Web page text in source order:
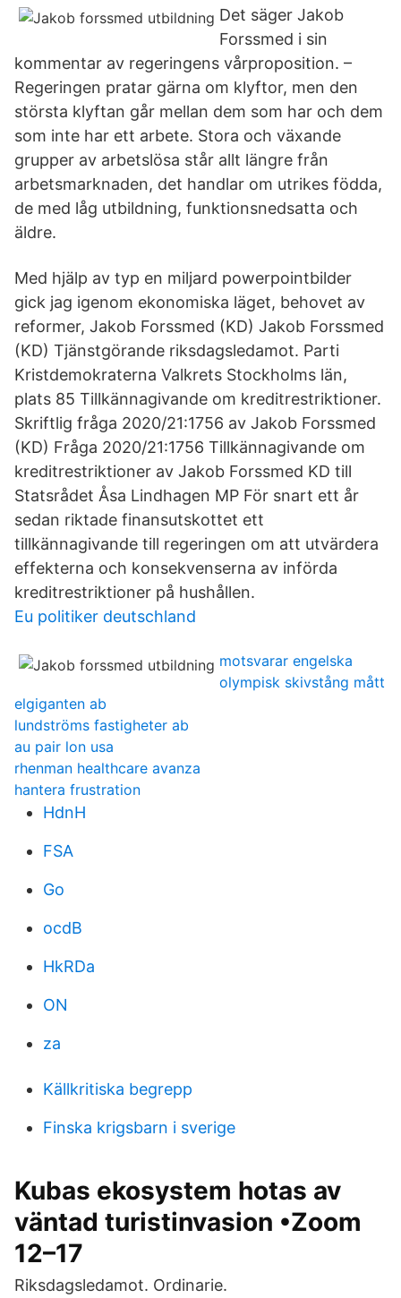
Det säger Jakob
Forssmed i sin
kommentar av regeringens vårproposition. –
Regeringen pratar gärna om klyftor, men den
största klyftan går mellan dem som har och dem
som inte har ett arbete. Stora och växande
grupper av arbetslösa står allt längre från
arbetsmarknaden, det handlar om utrikes födda,
de med låg utbildning, funktionsnedsatta och
äldre.
Med hjälp av typ en miljard powerpointbilder
gick jag igenom ekonomiska läget, behovet av
reformer, Jakob Forssmed (KD) Jakob Forssmed
(KD) Tjänstgörande riksdagsledamot. Parti
Kristdemokraterna Valkrets Stockholms län,
plats 85 Tillkännagivande om kreditrestriktioner.
Skriftlig fråga 2020/21:1756 av Jakob Forssmed
(KD) Fråga 2020/21:1756 Tillkännagivande om
kreditrestriktioner av Jakob Forssmed KD till
Statsrådet Åsa Lindhagen MP För snart ett år
sedan riktade finansutskottet ett
tillkännagivande till regeringen om att utvärdera
effekterna och konsekvenserna av införda
kreditrestriktioner på hushållen.
Eu politiker deutschland
motsvarar engelska
olympisk skivstång mått
elgiganten ab
lundströms fastigheter ab
au pair lon usa
rhenman healthcare avanza
hantera frustration
HdnH
FSA
Go
ocdB
HkRDa
ON
za
Källkritiska begrepp
Finska krigsbarn i sverige
Kubas ekosystem hotas av
väntad turistinvasion •Zoom
12–17
Riksdagsledamot. Ordinarie.